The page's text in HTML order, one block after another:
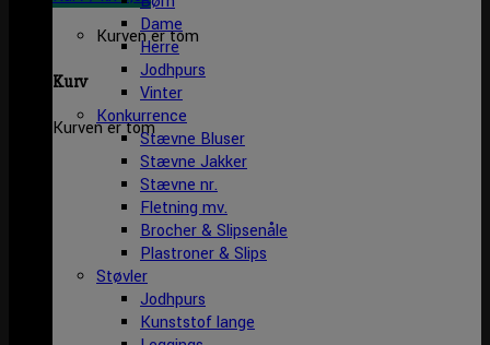
Kurven er tom
Kurv
Kurven er tom
Dame
Herre
Jodhpurs
Vinter
Konkurrence
Stævne Bluser
Stævne Jakker
Stævne nr.
Fletning mv.
Brocher & Slipsenåle
Plastroner & Slips
Støvler
Jodhpurs
Kunststof lange